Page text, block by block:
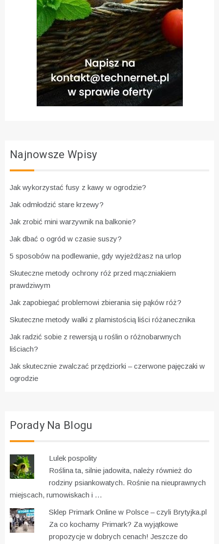
Najnowsze Wpisy
Jak wykorzystać fusy z kawy w ogrodzie?
Jak odmłodzić stare krzewy?
Jak zrobić mini warzywnik na balkonie?
Jak dbać o ogród w czasie suszy?
5 sposobów na podlewanie, gdy wyjeżdżasz na urlop
Skuteczne metody ochrony róż przed mączniakiem
prawdziwym
Jak zapobiegać problemowi zbierania się pąków róż?
Skuteczne metody walki z plamistością liści różanecznika
Jak radzić sobie z rewersją u roślin o różnobarwnych
liściach?
Jak skutecznie zwalczać przędziorki – czerwone pajęczaki w
ogrodzie
Porady Na Blogu
Lulek pospolity
Roślina ta, silnie jadowita, należy również do
rodziny psiankowatych. Rośnie na nieuprawnych
miejscach, rumowiskach i …
Sklep Primark Online w Polsce – czyli Brytyjka.pl
Za co kochamy Primark? Za wyjątkowe
propozycje w dobrych cenach! Jeszcze do